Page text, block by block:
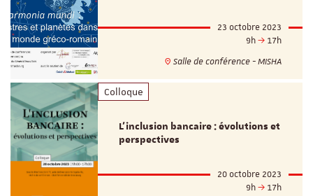
23 octobre 2023
9h
17h
Salle de conférence - MISHA
Colloque
L'inclusion bancaire : évolutions et
perspectives
20 octobre 2023
9h
17h